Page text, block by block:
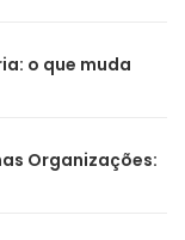
o que muda
Organizações: